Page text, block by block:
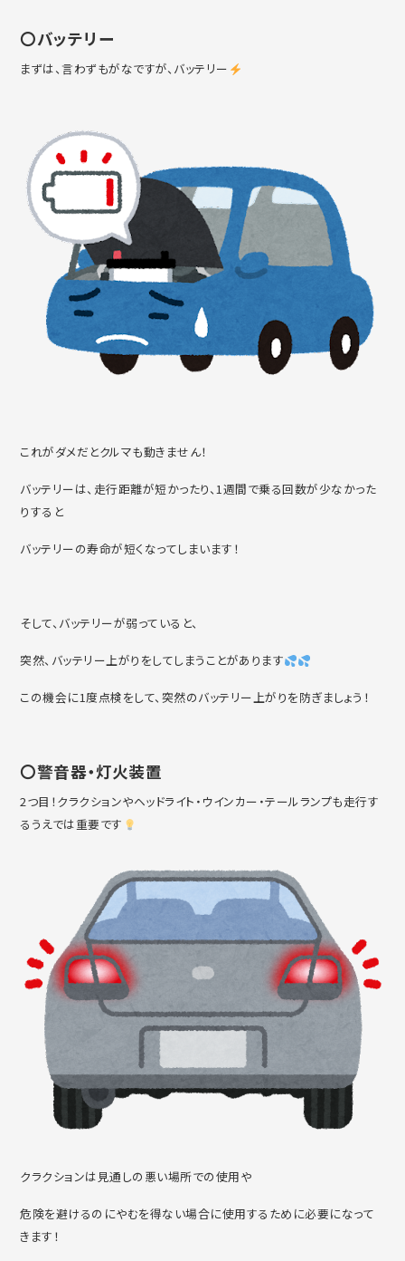
〇バッテリー
まずは、言わずもがなですが、バッテリー
これがダメだとクルマも動きません！
バッテリーは、走行距離が短かったり、1週間で乗る回数が少なかった
りすると
バッテリーの寿命が短くなってしまいます！
そして、バッテリーが弱っていると、
突然、バッテリー上がりをしてしまうことがあります
この機会に1度点検をして、突然のバッテリー上がりを防ぎましょう！
〇警音器・灯火装置
2つ目！クラクションやヘッドライト・ウインカー・テールランプも走行す
るうえでは重要です
クラクションは見通しの悪い場所での使用や
危険を避けるのにやむを得ない場合に使用するために必要になって
きます！